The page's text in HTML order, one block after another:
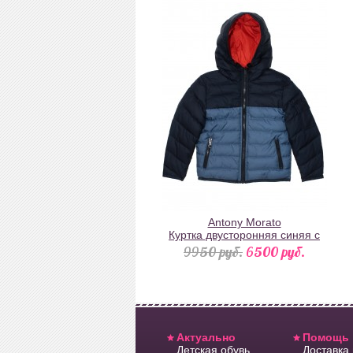
Antony Morato
Куртка двусторонняя синяя с
красным
9950 pуб. 6500 pуб.
Актуально
Детская обувь
Помощь